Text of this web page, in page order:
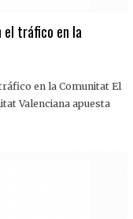
el tráfico en la
en la Comunitat El
Valenciana apuesta